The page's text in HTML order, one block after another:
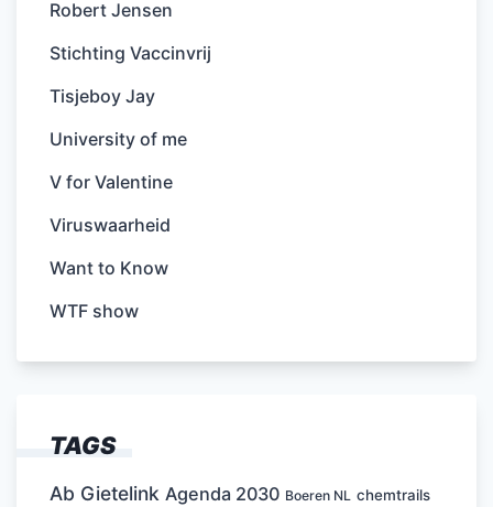
Robert Jensen
Stichting Vaccinvrij
Tisjeboy Jay
University of me
V for Valentine
Viruswaarheid
Want to Know
WTF show
TAGS
Ab Gietelink Agenda 2030 Boeren NL chemtrails